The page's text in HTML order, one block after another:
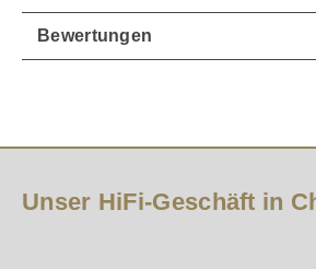
Bewertungen
Unser HiFi-Geschäft in